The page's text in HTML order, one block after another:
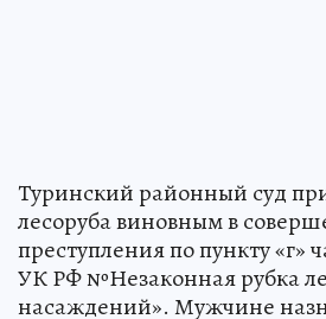
Туринский районный суд
лесоруба виновным в
преступления по пункту «г»
УК РФ №Незаконная рубка
насаждений». Мужчине